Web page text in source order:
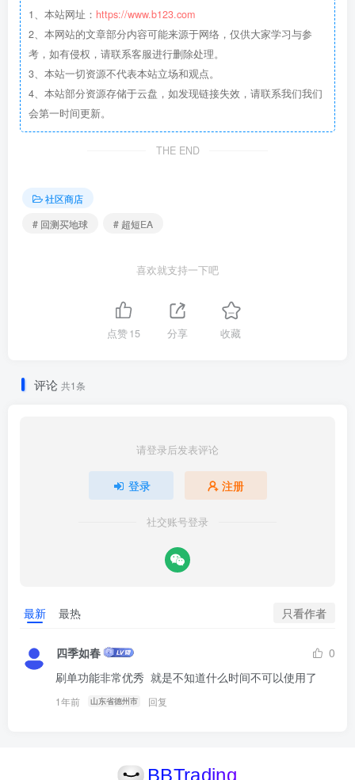
对列表，如“GBPUSD,EURUSD,AUDCAD,AUDNZD”。
个方向上可同时交易的最大货币对数，例如设为3，当有交易
机会时，同一方向最多同时交易3个货币对。
-交易机会频率：“Trade Opportunity”可选择“High”
率。
-止损点数：“Stoploss,in pips”设定每笔交易的止损点数，如
设为100点，亏损达到100点时关闭交易。
达到此水平时，不再开启新交易（首单），例如设为10%，
1、本站网址： https://www.b123.com
2、本网站的文章部分内容可能来源于网络，仅供大家学习与参
考，如有侵权，请联系客服进行删除处理。
3、本站一切资源不代表本站立场和观点。
4、本站部分资源存储于云盘，如发现链接失效，请联系我们我们
会第一时间更新。
THE END
社区商店
# 回测买地球
# 超短EA
喜欢就支持一下吧
点赞15 分享 收藏
评论 共1条
请登录后发表评论
登录 注册
社交账号登录
最新 最热 只看作者
四季如春
0
刷单功能非常优秀  就是不知道什么时间不可以使用了
1年前 山东省德州市 回复